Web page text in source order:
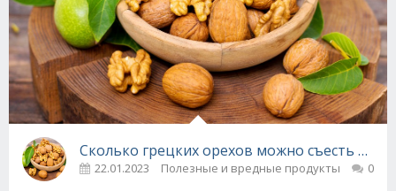
Сколько грецких орехов можно съесть в
22.01.2023 Полезные и вредные продукты 0